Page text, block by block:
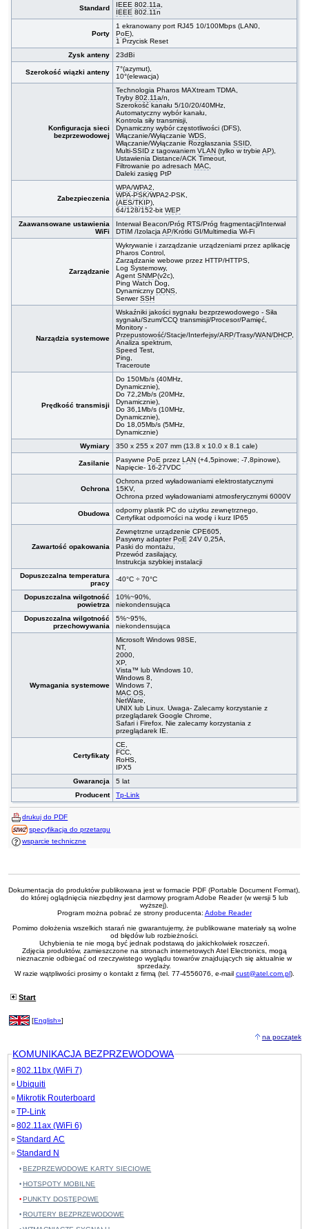
Standard IEEE 802.11a,
IEEE 802.11n
Porty
1 ekranowany port RJ45 10/100Mbps (LAN0,
PoE),
1 Przycisk Reset
Zysk anteny
23dBi
Szerokość wiązki anteny
7°(azymut),
10°(elewacja)
Konfiguracja sieci
bezprzewodowej
Technologia Pharos MAXtream TDMA,
Tryby802.11a/n,
Szerokość kanału 5/10/20/40MHz,
Automatyczny wybór kanału,
Kontrola siły transmisji,
Dynamiczny wybór częstotliwości (DFS),
Włączanie/WyłączanieWDS,
Włączanie/Wyłączanie RozgłaszaniaSSID,
Multi-SSID z tagowaniemVLAN (tylko w trybieAP),
Ustawienia Distance/ACK Timeout,
Filtrowanie po adresachMAC,
Daleki zasięg PtP
Zabezpieczenia
WPA/WPA2,
WPA-PSK/WPA2-PSK,
(AES/TKIP),
64/128/152-bitWEP
Zaawansowane ustawienia
WiFi
Interwał Beacon/Próg RTS/Próg fragmentacji/Interwał
DTIM /IzolacjaAP/Krótki GI/Multimedia Wi-Fi
Zarządzanie
Wykrywanie i zarządzanie urządzeniami przez aplikację
Pharos Control,
Zarządzanie webowe przez HTTP/HTTPS,
Log Systemowy,
AgentSNMP(v2c),
Ping Watch Dog,
DynamicznyDDNS,
SerwerSSH
Narządzia systemowe
Wskaźniki jakości sygnału bezprzewodowego - Siła
sygnału/Szum/CCQ transmisji/Procesor/Pamięć,
Monitory -
Przepustowość/Stacje/Interfejsy/ARP/Trasy/WAN/DHCP,
Analiza spektrum,
Speed Test,
Ping,
Traceroute
Prędkość transmisji
Do 150Mb/s (40MHz,
Dynamicznie),
Do 72,2Mb/s (20MHz,
Dynamicznie),
Do 36,1Mb/s (10MHz,
Dynamicznie),
Do 18,05Mb/s (5MHz,
Dynamicznie)
Wymiary
350 x 255 x 207 mm (13.8 x 10.0 x 8.1 cale)
Zasilanie PasywnePoE przezLAN (+4,5pinowe; -7,8pinowe),
Napięcie- 16-27VDC
Ochrona
Ochrona przed wyładowaniami elektrostatycznymi
15KV,
Ochrona przed wyładowaniami atmosferycznymi 6000V
Obudowa
odporny plastik PC do użytku zewnętrznego,
Certyfikat odporności na wodę i kurz IP65
Zawartość opakowania
Zewnętrzne urządzenie CPE605,
Pasywny adapterPoE 24V 0,25A,
Paski do montażu,
Przewód zasilający,
Instrukcja szybkiej instalacji
Dopuszczalna temperatura
pracy
-40°C ÷ 70°C
Dopuszczalna wilgotność
powietrza
10%~90%,
niekondensująca
Dopuszczalna wilgotność
przechowywania
5%~95%,
niekondensująca
Wymagania systemowe
Microsoft Windows 98SE,
NT,
2000,
XP,
Vista™ lub Windows 10,
Windows 8,
Windows 7,
MAC OS,
NetWare,
UNIX lub Linux. Uwaga- Zalecamy korzystanie z
przeglądarek Google Chrome,
Safari i Firefox. Nie zalecamy korzystania z
przeglądarek IE.
Certyfikaty
CE,
FCC,
RoHS,
IPX5
Gwarancja
5 lat
Producent
Tp-Link
drukuj do PDF
specyfikacja do przetargu
wsparcie techniczne
Dokumentacja do produktów publikowana jest w formacie PDF (Portable Document Format),
do której oglądnięcia niezbędny jest darmowy program Adobe Reader (w wersji 5 lub
wyższej).
Program można pobrać ze strony producenta: Adobe Reader
Pomimo dołożenia wszelkich starań nie gwarantujemy, że publikowane materiały są wolne
od błędów lub rozbieżności.
Uchybienia te nie mogą być jednak podstawą do jakichkolwiek roszczeń.
Zdjęcia produktów, zamieszczone na stronach internetowych Atel Electronics, mogą
nieznacznie odbiegać od rzeczywistego wyglądu towarów znajdujących się aktualnie w
sprzedaży.
W razie wątpliwości prosimy o kontakt z firmą (tel. 77-4556076, e-mail cust@atel.com.pl).
Start
[English»]
na początek
KOMUNIKACJA BEZPRZEWODOWA
802.11bx (WiFi 7)
Ubiquiti
Mikrotik Routerboard
TP-Link
802.11ax (WiFi 6)
Standard AC
Standard N
BEZPRZEWODOWE KARTY SIECIOWE
HOTSPOTY MOBILNE
PUNKTY DOSTĘPOWE
ROUTERY BEZPRZEWODOWE